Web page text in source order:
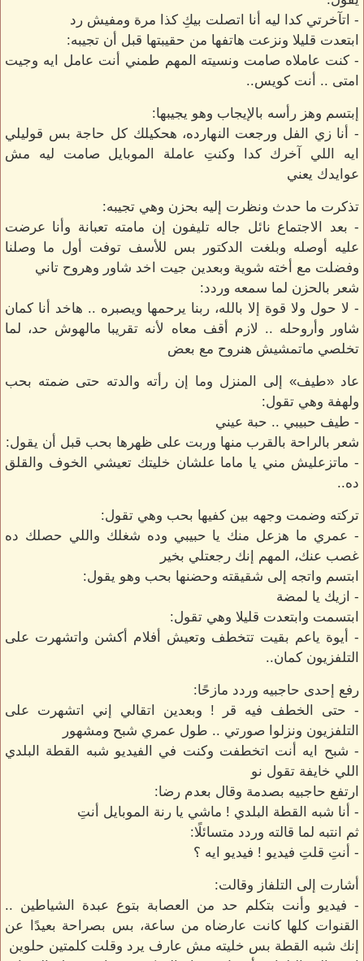
- اتآخرتي كدا ليه أنا اتصلت بيكِ كذا مرة ومفيش رد
ابتعدت قليلا ونزعت هاتفها من حقيبتها قبل أن تجيبه:
- كنت عاملاه صامت ونسيته المهم طمني أنت عامل ايه وجيت
امتى .. أنت كويس..
إبتسم وهز رأسه بالإيجاب وهو يجيبها:
- أنا زي الفل ورجعت النهارده، هحكيلك كل حاجة بس قوليلي
ايه اللي آخرك كدا وكنتِ عاملة الموبايل صامت ليه مش
عوايدك يعني
تذكرت ما حدث ونظرت إليه بحزن وهي تجيبه:
- بعد الاجتماع نائل جاله تليفون إن مامته تعبانة وأنا عرضت
عليه أوصله وبلغت الدكتور بس للأسف توفت أول ما وصلنا
وفضلت مع أخته شوية وبعدين جيت اخد شاور وهروح تاني
شعر بالحزن لما سمعه وردد:
- لا حول ولا قوة إلا بالله، ربنا يرحمها ويصبره .. هاخد أنا كمان
شاور وأروحله .. لازم أقف معاه لأنه تقريبا مالهوش حد، لما
تخلصي ماتمشيش هنروح مع بعض
عاد «طيف» إلى المنزل وما إن رأته والدته حتى ضمته بحب
ولهفة وهي تقول:
- طيف حبيبي .. حبة عيني
شعر بالراحة بالقرب منها وربت على ظهرها بحب قبل أن يقول:
- ماتزعليش مني يا ماما علشان خليتك تعيشي الخوف والقلق
ده..
تركته وضمت وجهه بين كفيها بحب وهي تقول:
- عمري ما هزعل منك يا حبيبي وده شغلك واللي حصلك ده
غصب عنك، المهم إنك رجعتلي بخير
ابتسم واتجه إلى شقيقته وحضنها بحب وهو يقول:
- ازيك يا لمضة
ابتسمت وابتعدت قليلا وهي تقول:
- أيوة ياعم بقيت تتخطف وتعيش أفلام أكشن واتشهرت على
التلفزيون كمان..
رفع إحدى حاجبيه وردد مازحًا:
- حتى الخطف فيه قر ! وبعدين اتقالي إني اتشهرت على
التلفزيون ونزلوا صورتي .. طول عمري شبح ومشهور
- شبح ايه أنت اتخطفت وكنت في الفيديو شبه القطة البلدي
اللي خايفة تقول نو
ارتفع حاجبيه بصدمة وقال بعدم رضا:
- أنا شبه القطة البلدي ! ماشي يا رنة الموبايل أنتِ
ثم انتبه لما قالته وردد متسائلًا:
- أنتِ قلتِ فيديو ! فيديو ايه ؟
أشارت إلى التلفاز وقالت:
- فيديو وأنت بتكلم حد من العصابة بتوع عبدة الشياطين ..
القنوات كلها كانت عارضاه من ساعة، بس بصراحة بعيدًا عن
إنك شبه القطة بس خليته مش عارف يرد وقلت كلمتين حلوين